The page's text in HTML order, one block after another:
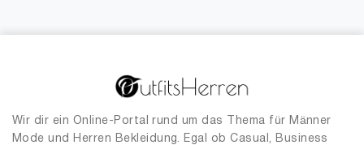
Wir dir ein Online-Portal rund um das Thema für Männer
Mode und Herren Bekleidung. Egal ob Casual, Business